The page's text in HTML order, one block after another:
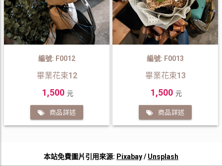
編號: F0012
畢業花束12
1,500 元
商品詳述
編號: F0013
畢業花束13
1,500 元
商品詳述
本站免費圖片引用來源: Pixabay/ Unsplash